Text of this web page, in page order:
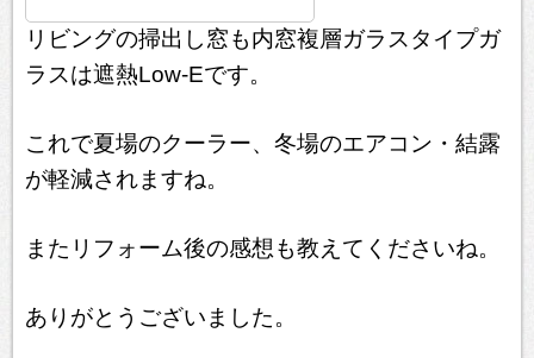
リビングの掃出し窓も内窓複層ガラスタイプガ
ラスは遮熱Low-Eです。
これで夏場のクーラー、冬場のエアコン・結露
が軽減されますね。
またリフォーム後の感想も教えてくださいね。
ありがとうございました。